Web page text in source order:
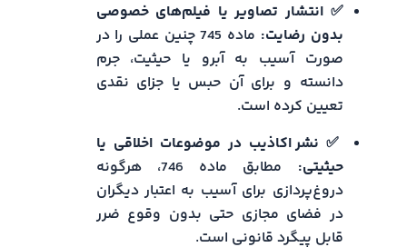
✅ انتشار تصاویر یا فیلم‌های خصوصی
بدون رضایت:
ماده 745 چنین عملی را در
صورت آسیب به آبرو یا حیثیت، جرم
دانسته و برای آن حبس یا جزای نقدی
تعیین کرده است.
✅ نشر اکاذیب در موضوعات اخلاقی یا
حیثیتی:
مطابق ماده 746، هرگونه
دروغ‌پردازی برای آسیب به اعتبار دیگران
در فضای مجازی حتی بدون وقوع ضرر
قابل پیگرد قانونی است.